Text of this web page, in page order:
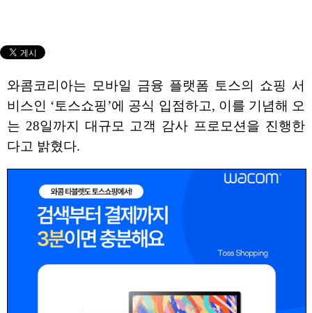
와콤코리아는 모바일 금융 플랫폼 토스의 쇼핑 서
비스인 ‘토스쇼핑’에 공식 입점하고, 이를 기념해 오
는 28일까지 대규모 고객 감사 프로모션을 진행한
다고 밝혔다.